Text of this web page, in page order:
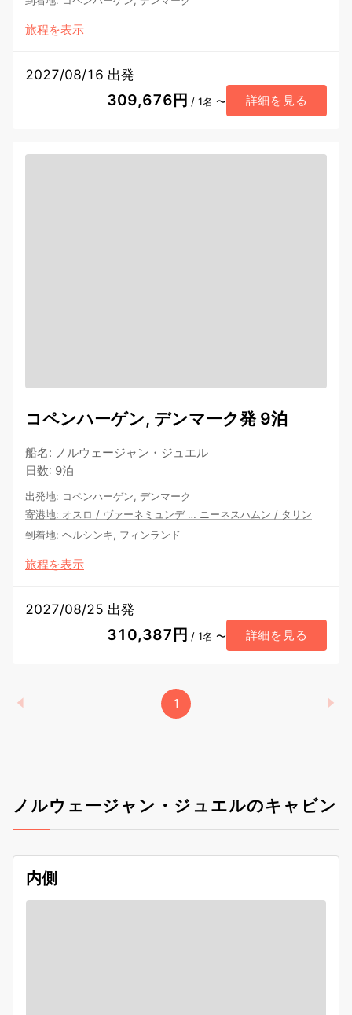
旅程を表示
2027/08/16 出発
309,676円 / 1名 〜 詳細を見る
コペンハーゲン, デンマーク発 9泊
船名: ノルウェージャン・ジュエル
日数: 9泊
出発地: コペンハーゲン, デンマーク
寄港地: オスロ / ヴァーネミュンデ… ニーネスハムン / タリン
到着地: ヘルシンキ, フィンランド
旅程を表示
2027/08/25 出発
310,387円 / 1名 〜 詳細を見る
1
ノルウェージャン・ジュエルのキャビン
内側